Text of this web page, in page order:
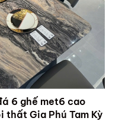
6 ghế met6 cao
Gia Phú Tam Kỳ